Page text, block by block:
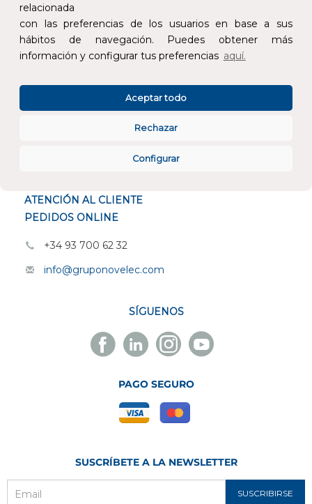
relacionada
con las preferencias de los usuarios en base a sus
hábitos de navegación. Puedes obtener más
información y configurar tus preferencias aquí.
Configurar
Rechazar
Aceptar todo
Atención al cliente
ATENCIÓN AL CLIENTE
PEDIDOS ONLINE
+34 93 700 62 32
info@gruponovelec.com
SÍGUENOS
Facebook
Novelec
Linkedin
Novelec
Instagram
Novelec
Youtube
Novelec
PAGO SEGURO
SUSCRÍBETE A LA NEWSLETTER
SUSCRIBIRSE